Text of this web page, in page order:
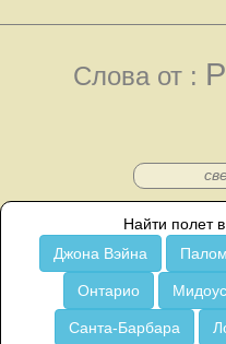
Слова от :
Найти полет
Джона Вэйна
Онтарио
Санта-Барбара